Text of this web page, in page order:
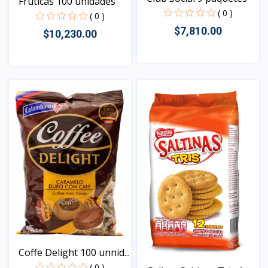
( 0 )
$10,230.00
( 0 )
$7,810.00
Coffe Delight 100 unnid...